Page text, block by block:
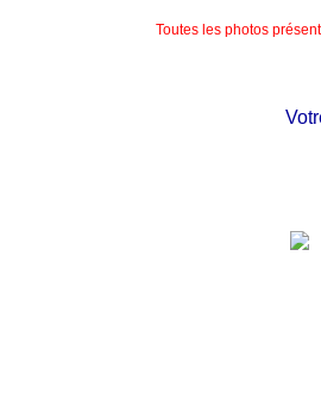
Toutes les photos